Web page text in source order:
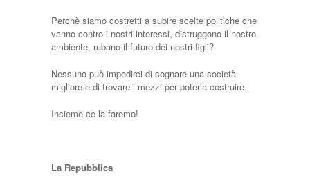
Perchè siamo costretti a subire scelte politiche che
vanno contro i nostri interessi, distruggono il nostro
ambiente, rubano il futuro dei nostri figli?
Nessuno può impedirci di sognare una società
migliore e di trovare i mezzi per poterla costruire.
Insieme ce la faremo!
La Repubblica